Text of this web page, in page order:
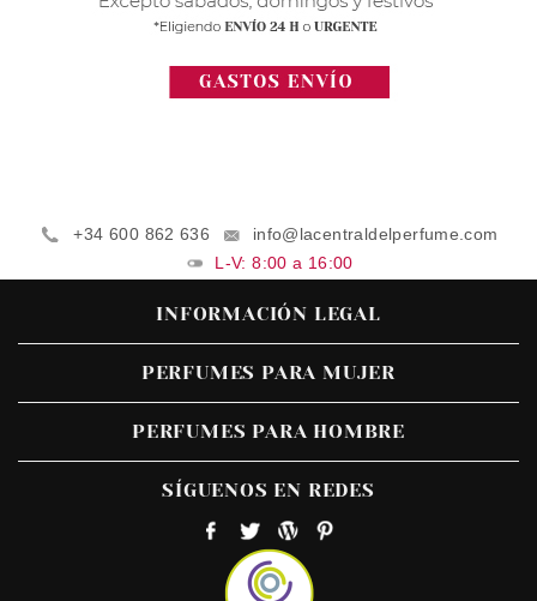
+34 600 862 636
info@lacentraldelperfume.com
L-V: 8:00 a 16:00
INFORMACIÓN LEGAL
PERFUMES PARA MUJER
PERFUMES PARA HOMBRE
SÍGUENOS EN REDES